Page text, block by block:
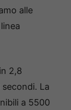
alle
2,8
La
a 5500